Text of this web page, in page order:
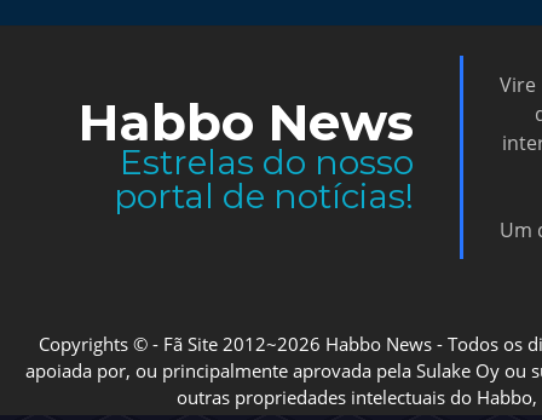
Habbo News
Estrelas do nosso
portal de notícias!
Vire
Um
Copyrights © - Fã Site 2012~2026 Habbo News - Todos os
apoiada por, ou principalmente aprovada pela Sulake Oy ou
outras propriedades intelectuais do